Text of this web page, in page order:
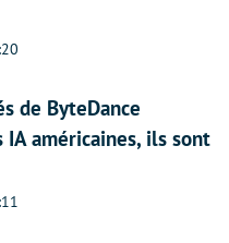
de ByteDance
américaines, ils sont